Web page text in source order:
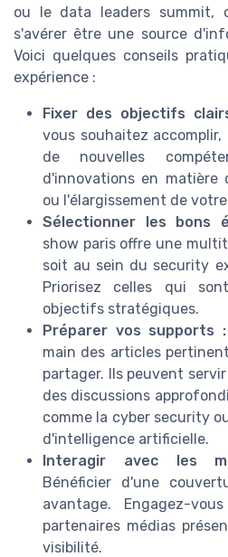
ou le data leaders summit,
s'avérer être une source
Voici quelques conseils
expérience :
Fixer des objectifs
vous souhaitez
de nouvelles
d'innovations en
ou l'élargissement de
Sélectionner les bons
show paris offre une
soit au sein du security
Priorisez celles qui
objectifs stratégiques.
Préparer vos supports :
main des articles
partager. Ils peuvent
des discussions
comme la cyber security
d'intelligence artificielle.
Interagir avec les
Bénéficier d'une
avantage. Engagez-
partenaires médias
visibilité.